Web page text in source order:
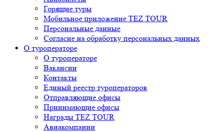
Горящие туры
Мобильное приложение TEZ TOUR
Персональные данные
Согласие на обработку персональных данных
О туроператоре
О туроператоре
Вакансии
Контакты
Единый реестр туроператоров
Отправляющие офисы
Принимающие офисы
Награды TEZ TOUR
Авиакомпании